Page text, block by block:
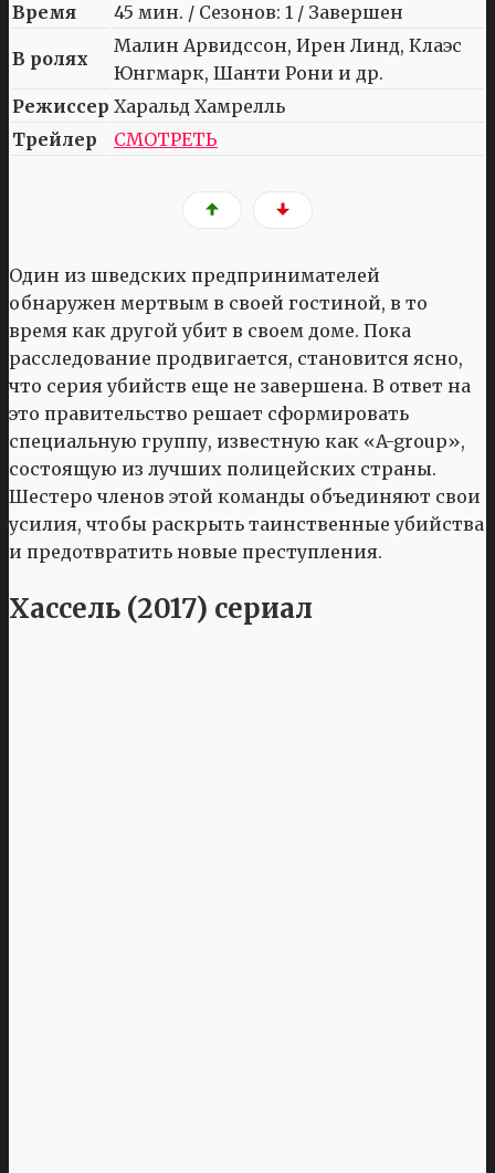
Время
45 мин. / Сезонов: 1 / Завершен
В ролях
Малин Арвидссон, Ирен Линд, Клаэс
Юнгмарк, Шанти Рони и др.
Режиссер Харальд Хамрелль
Трейлер
СМОТРЕТЬ
Один из шведских предпринимателей
обнаружен мертвым в своей гостиной, в то
время как другой убит в своем доме. Пока
расследование продвигается, становится ясно,
что серия убийств еще не завершена. В ответ на
это правительство решает сформировать
специальную группу, известную как «A-group»,
состоящую из лучших полицейских страны.
Шестеро членов этой команды объединяют свои
усилия, чтобы раскрыть таинственные убийства
и предотвратить новые преступления.
Хассель (2017) сериал